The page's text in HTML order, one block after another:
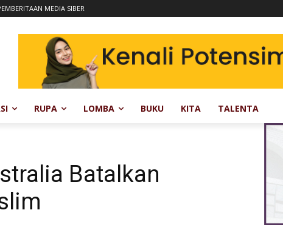
MEDIA SIBER
RUPA LOMBA BUKU KITA TALENTA
Batalkan